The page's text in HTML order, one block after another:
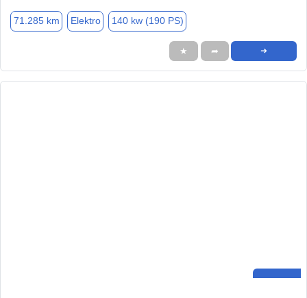
71.285 km Elektro 140 kw (190 PS)
★ ➦ ➜